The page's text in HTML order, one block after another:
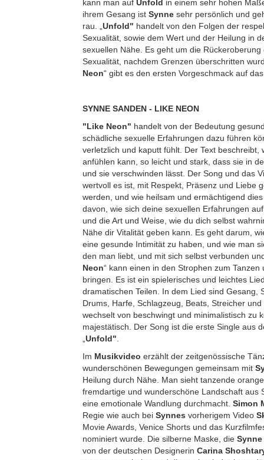
kann man auf Unfold in einem sehr hohen
ihrem Gesang ist Synne sehr persönlich und
rau. „ Unfold" handelt von den Folgen der
Sexualität, sowie dem Wert und der Heilung in
sexuellen Nähe. Es geht um die
Sexualität, nachdem Grenzen überschritten
Neon“ gibt es den ersten Vorgeschmack auf
SYNNE SANDEN - LIKE NEON
"Like Neon" handelt von der Bedeutung
schädliche sexuelle Erfahrungen dazu führen
verletzlich und kaputt fühlt. Der Text beschreibt,
anfühlen kann, so leicht und stark, dass sie in
und sie verschwinden lässt. Der Song und das
wertvoll es ist, mit Respekt, Präsenz und Liebe
werden, und wie heilsam und ermächtigend
davon, wie sich deine sexuellen Erfahrungen
und die Art und Weise, wie du dich selbst
Nähe dir Vitalität geben kann. Es geht darum,
eine gesunde Intimität zu haben, und wie man
den man liebt, und mit sich selbst verbunden
Neon“ kann einen in den Strophen zum
bringen. Es ist ein spielerisches und leichtes
dramatischen Teilen. In dem Lied sind Gesang,
Drums, Harfe, Schlagzeug, Beats, Streicher
wechselt von beschwingt und minimalistisch zu
majestätisch. Der Song ist die erste Single aus
Unfold"
Im Musikvideo erzählt der zeitgenössische
wunderschönen Bewegungen gemeinsam mit
Heilung durch Nähe. Man sieht tanzende
fremdartige und wunderschöne Landschaft aus
eine emotionale Wandlung durchmacht. Simon
Regie wie auch bei Synnes vorherigem Video
Movie Awards, Venice Shorts und das
nominiert wurde. Die silberne Maske, die Synne
von der deutschen Designerin Carina